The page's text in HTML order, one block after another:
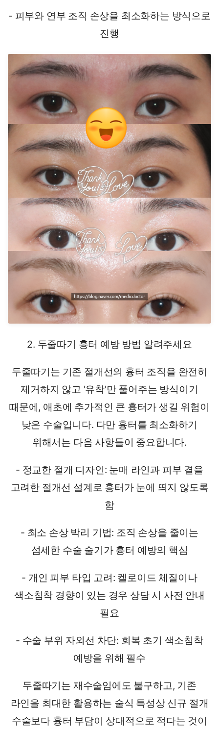
- 피부와 연부 조직 손상을 최소화하는 방식으로
진행
2. 두줄따기 흉터 예방 방법 알려주세요
두줄따기는 기존 절개선의 흉터 조직을 완전히
제거하지 않고 '유착'만 풀어주는 방식이기
때문에, 애초에 추가적인 큰 흉터가 생길 위험이
낮은 수술입니다. 다만 흉터를 최소화하기
위해서는 다음 사항들이 중요합니다.
- 정교한 절개 디자인: 눈매 라인과 피부 결을
고려한 절개선 설계로 흉터가 눈에 띄지 않도록
함
- 최소 손상 박리 기법: 조직 손상을 줄이는
섬세한 수술 술기가 흉터 예방의 핵심
- 개인 피부 타입 고려: 켈로이드 체질이나
색소침착 경향이 있는 경우 상담 시 사전 안내
필요
- 수술 부위 자외선 차단: 회복 초기 색소침착
예방을 위해 필수
두줄따기는 재수술임에도 불구하고, 기존
라인을 최대한 활용하는 술식 특성상 신규 절개
수술보다 흉터 부담이 상대적으로 적다는 것이